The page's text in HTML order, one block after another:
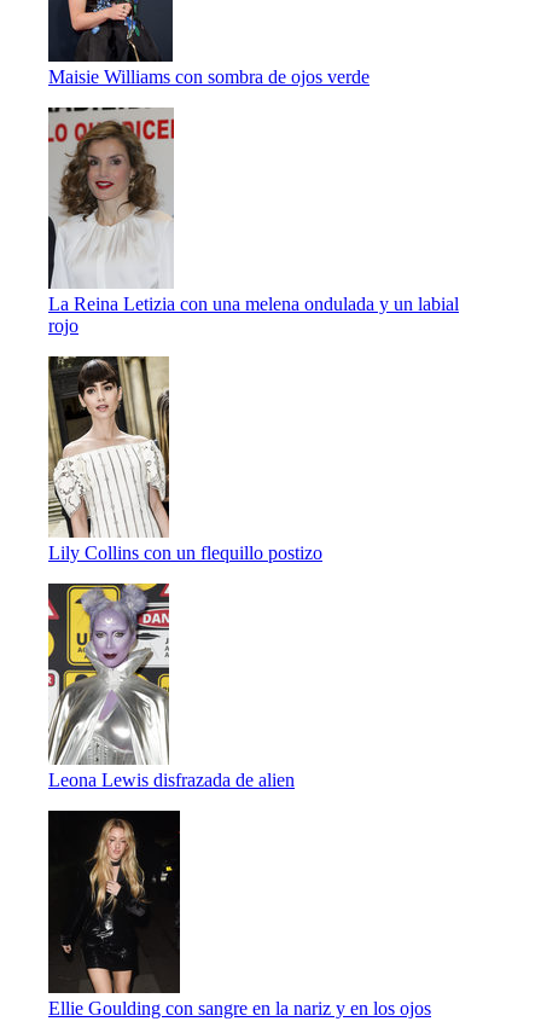
Maisie Williams con sombra de ojos verde
La Reina Letizia con una melena ondulada y un labial
rojo
Lily Collins con un flequillo postizo
Leona Lewis disfrazada de alien
Ellie Goulding con sangre en la nariz y en los ojos